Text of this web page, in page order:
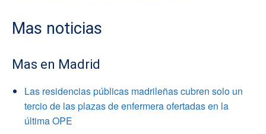
Mas noticias
Mas en Madrid
Las residencias públicas madrileñas cubren solo un
tercio de las plazas de enfermera ofertadas en la
última OPE